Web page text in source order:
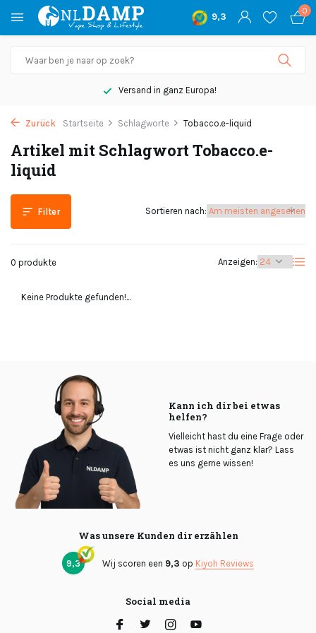
9,3
0
Versand in ganz Europa!
Zurück Startseite Schlagworte Tobacco.e-liquid
Artikel mit Schlagwort Tobacco.e-
liquid
Filter
0 produkte Anzeigen:
Sortieren nach:
Keine Produkte gefunden!...
Kann ich dir bei etwas
helfen?
Vielleicht hast du eine Frage oder
etwas ist nicht ganz klar? Lass
es uns gerne wissen!
Was unsere Kunden dir erzählen
9,3 Wij scoren een 9,3 op Kiyoh Reviews
Social media